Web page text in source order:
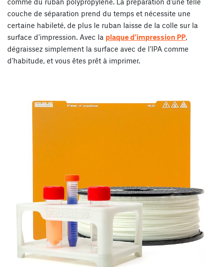
couche de séparation prend du temps et nécessite une
certaine habileté, de plus le ruban laisse de la colle sur la
surface d’impression. Avec la plaque d’impression PP,
dégraissez simplement la surface avec de l’IPA comme
d’habitude, et vous êtes prêt à imprimer.